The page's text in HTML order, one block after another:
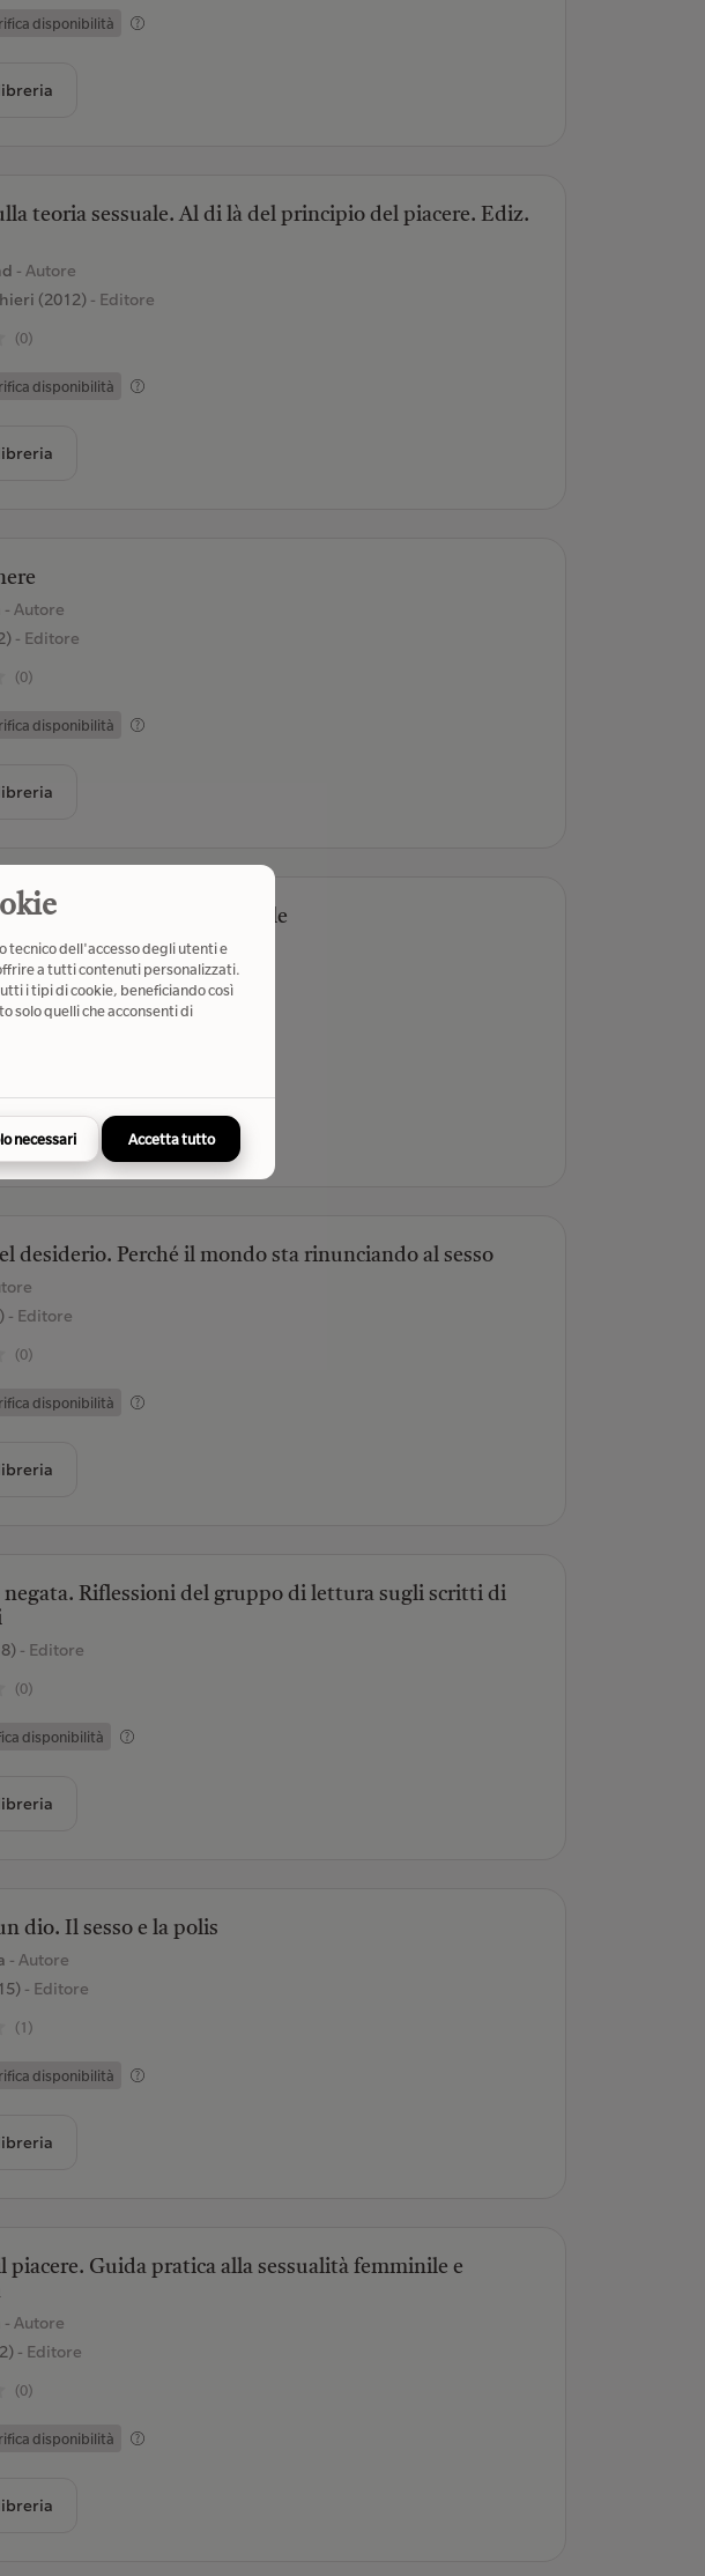
disponibilità
teoria sessuale. Al di là del principio del piacere. Ediz.
- Autore
(2012)- Editore
(0)
disponibilità
- Autore
- Editore
(0)
disponibilità
di sessuologia. Parte generale
Giada- Autore
(2021)- Editore
(0)
desiderio. Perché il mondo sta rinunciando al sesso
- Editore
(0)
disponibilità
Riflessioni del gruppo di lettura sugli scritti di
- Editore
(0)
disponibilità
dio. Il sesso e la polis
- Autore
- Editore
(1)
disponibilità
piacere. Guida pratica alla sessualità femminile e
- Autore
- Editore
(0)
disponibilità
tecnico dell'accesso degli utenti e
a tutti contenuti personalizzati.
i tipi di cookie, beneficiando così
solo quelli che acconsenti di
necessari Accetta tutto